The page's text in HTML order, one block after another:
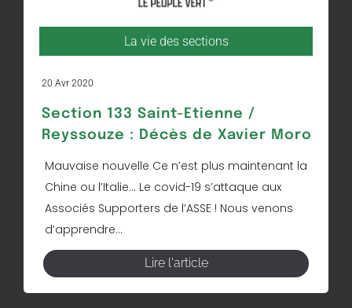
La vie des sections
20 Avr 2020
Section 133 Saint-Etienne /
Reyssouze : Décès de Xavier Moro
Mauvaise nouvelle Ce n’est plus maintenant la
Chine ou l’Italie… Le covid-19 s’attaque aux
Associés Supporters de l’ASSE ! Nous venons
d’apprendre...
Lire l'article